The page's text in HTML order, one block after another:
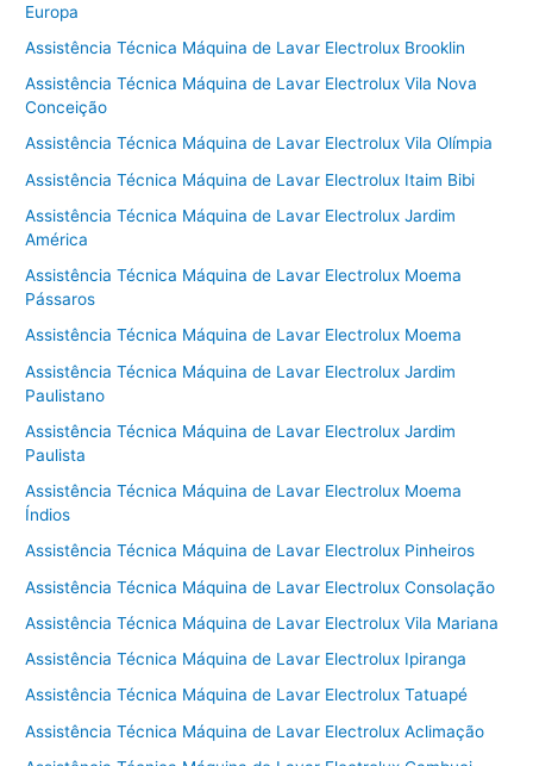
Europa
Assistência Técnica Máquina de Lavar Electrolux Brooklin
Assistência Técnica Máquina de Lavar Electrolux Vila Nova
Conceição
Assistência Técnica Máquina de Lavar Electrolux Vila Olímpia
Assistência Técnica Máquina de Lavar Electrolux Itaim Bibi
Assistência Técnica Máquina de Lavar Electrolux Jardim
América
Assistência Técnica Máquina de Lavar Electrolux Moema
Pássaros
Assistência Técnica Máquina de Lavar Electrolux Moema
Assistência Técnica Máquina de Lavar Electrolux Jardim
Paulistano
Assistência Técnica Máquina de Lavar Electrolux Jardim
Paulista
Assistência Técnica Máquina de Lavar Electrolux Moema
Índios
Assistência Técnica Máquina de Lavar Electrolux Pinheiros
Assistência Técnica Máquina de Lavar Electrolux Consolação
Assistência Técnica Máquina de Lavar Electrolux Vila Mariana
Assistência Técnica Máquina de Lavar Electrolux Ipiranga
Assistência Técnica Máquina de Lavar Electrolux Tatuapé
Assistência Técnica Máquina de Lavar Electrolux Aclimação